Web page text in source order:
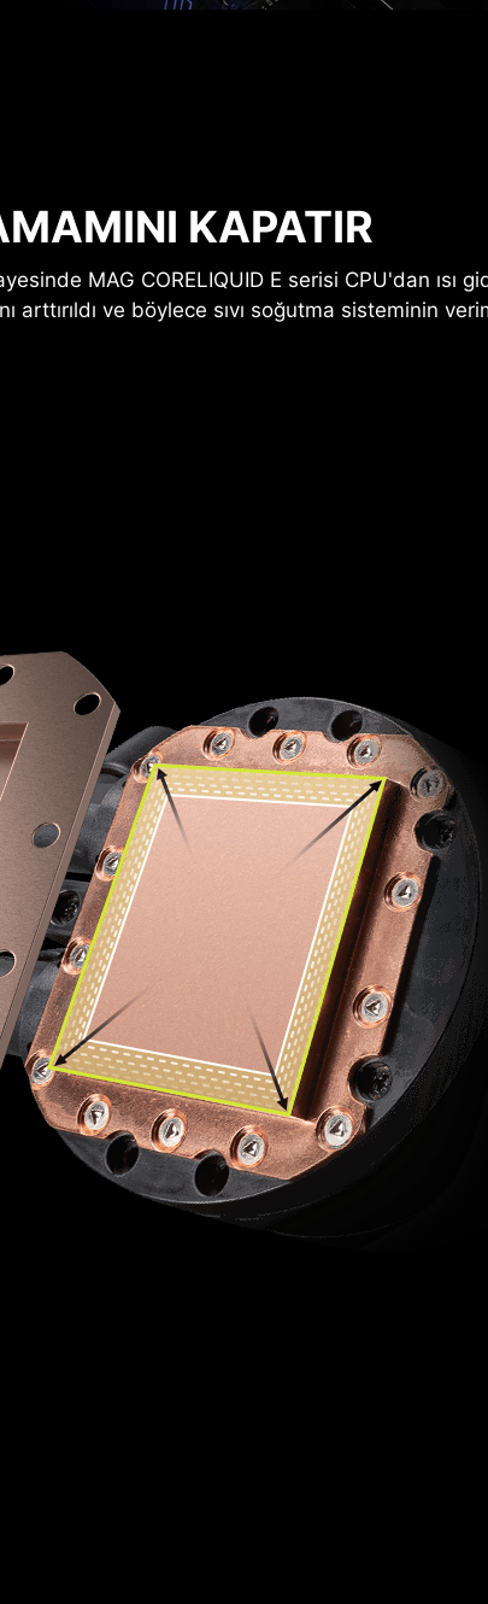
KAPATIR
MAG CORELIQUID E serisi CPU'dan ısı
arttırıldı ve böylece sıvı soğutma sisteminin